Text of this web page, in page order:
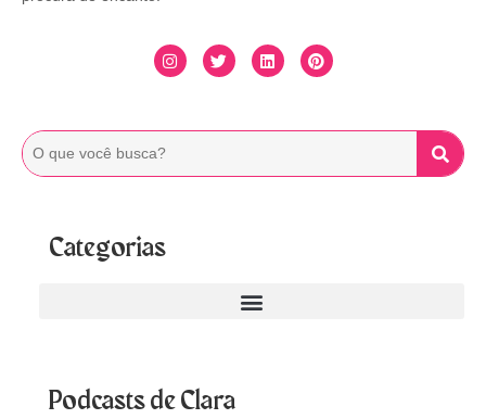
Categorias
Podcasts de Clara